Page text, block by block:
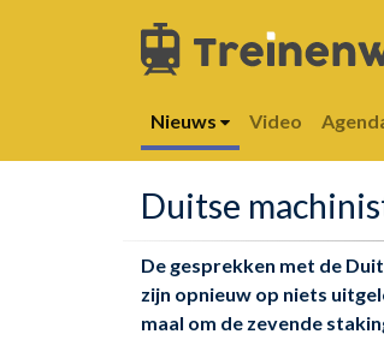
Nieuws Video
Duitse
De gesprekken met de
zijn opnieuw op niets
maal om de zevende